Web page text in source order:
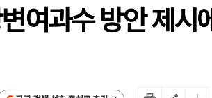
여과수 방안 제시